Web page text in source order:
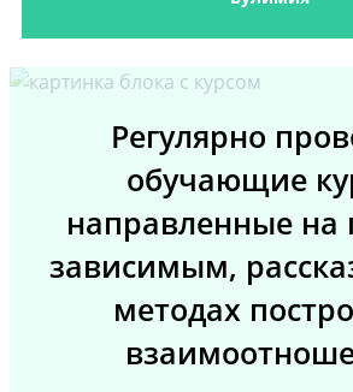
Регулярно
обучающие
направленные
зависимым,
методах